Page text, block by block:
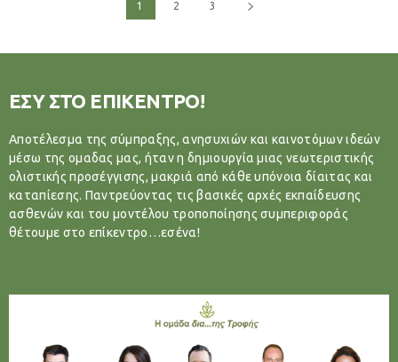
1 2 3
ΕΣΥ ΣΤΟ ΕΠΙΚΕΝΤΡΟ!
Αποτέλεσμα της σύμπραξης, ανησυχιών και καινοτόμων ιδεών
μέσω της ομαδας μας, ήταν η δημιουργία μιας νεωτεριστικής
ολιστικής προσέγγισης, μακριά από κάθε υπόνοια δίαιτας και
καταπίεσης. Παντρεύοντας τις βασικές αρχές εκπαίδευσης
ασθενών και του μοντέλου τροποποίησης συμπεριφοράς
θέτουμε στο επίκεντρο…εσένα!